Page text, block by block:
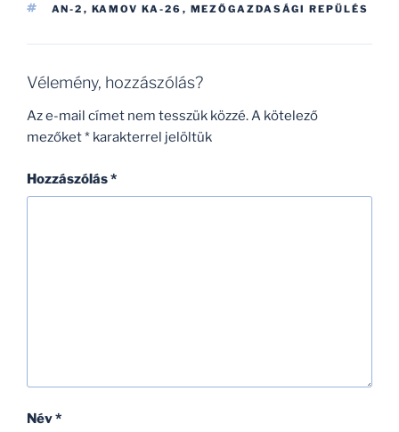
CÍMKÉK
AN-2 , KAMOV KA-26 , MEZŐGAZDASÁGI REPÜLÉS
Vélemény, hozzászólás?
Az e-mail címet nem tesszük közzé.A kötelező
mezőket* karakterrel jelöltük
Hozzászólás*
Név*